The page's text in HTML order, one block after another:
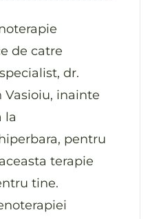
de catre
dr.
Vasioiu, inainte
la
pentru
terapie
tine.